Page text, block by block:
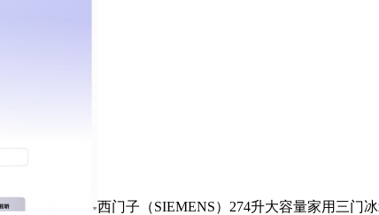
西门子（SIEMENS）274升大容量家用三门